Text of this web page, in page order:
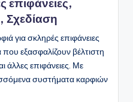
Σχεδίαση
για σκληρές επιφάνειες
που εξασφαλίζουν βέλτιστη
άλλες επιφάνειες. Με
συστήματα καρφιών